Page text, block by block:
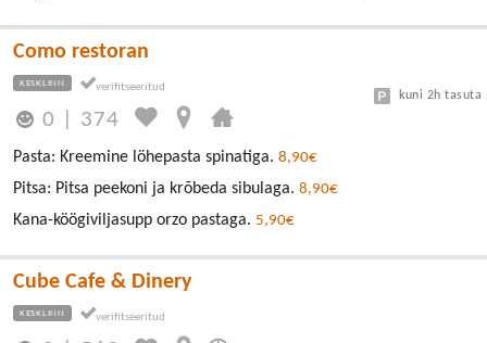
Como restoran
KESKLINN
0 374
kuni 2h tasuta
Pasta: Kreemine löhepasta spinatiga. 8,90€
Pitsa: Pitsa peekoni ja krõbeda sibulaga. 8,90€
Kana-köögiviljasupp orzo pastaga. 5,90€
Cube Cafe & Dinery
KESKLINN